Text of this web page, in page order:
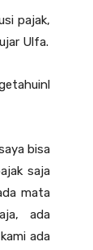
pajak,
Ulfa.
bisa
saja
mata
ada
ada